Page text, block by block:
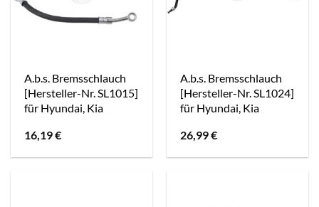
A.b.s. Bremsschlauch
[Hersteller-Nr. SL1015]
für Hyundai, Kia
16,19€
A.b.s. Bremsschlauch
[Hersteller-Nr. SL1024]
für Hyundai, Kia
26,99€